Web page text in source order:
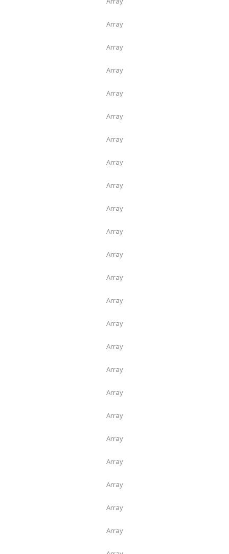
Array
Array
Array
Array
Array
Array
Array
Array
Array
Array
Array
Array
Array
Array
Array
Array
Array
Array
Array
Array
Array
Array
Array